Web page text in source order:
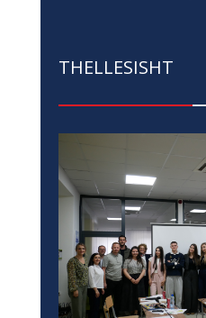
THELLESISHT